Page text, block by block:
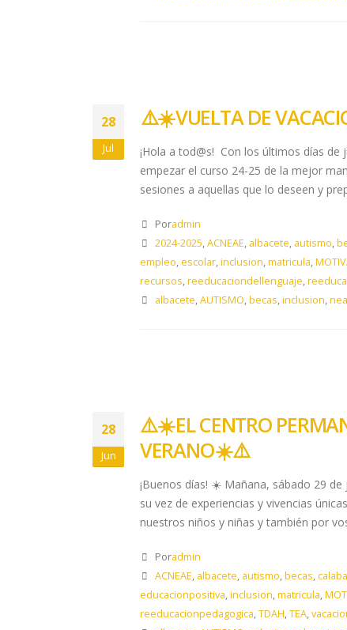
28
Jul
​⚠️​☀️​ VUELTA DE
¡Hola a tod@s! Con los últimos días
empezar el curso 24-25 de la mejor
sesiones a aquellas que lo deseen y
Poradmin
2024-2025,ACNEAE, albacete, autismo,
empleo,escolar,inclusion,matricula,
recursos,reeducaciondellenguaje,
albacete,AUTISMO,becas,inclusion,
28
Jun
⚠️☀️​ EL CENTRO
VERANO ☀️​⚠️
¡Buenos días! ☀️ Mañana, sábado 29
su vez de experiencias y vivencias
nuestros niños y niñas y también por
Poradmin
ACNEAE, albacete, autismo,becas,
educacionpositiva,inclusion,matricula,
reeducacionpedagogica,TDAH,TEA,